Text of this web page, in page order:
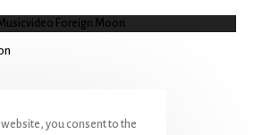
you consent to the